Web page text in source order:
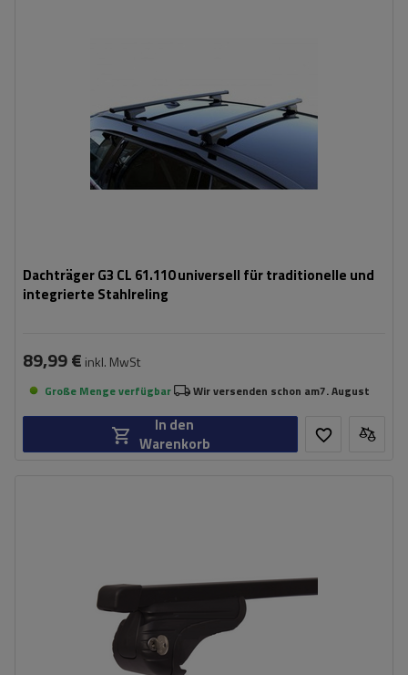
Dachträger G3 CL 61.110 universell für traditionelle und
integrierte Stahlreling
89,99 € inkl. MwSt
Große Menge verfügbar Wir versenden schon am7. August
In den
Warenkorb